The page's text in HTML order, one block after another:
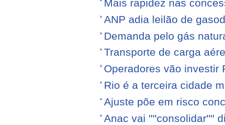
Mais rapidez nas
ANP adia leilão de
Demanda pelo gás
Transporte de carga
Operadores vão investir
Rio é a terceira cidade
Ajuste põe em risco
Anac vai ''''consolidar''''